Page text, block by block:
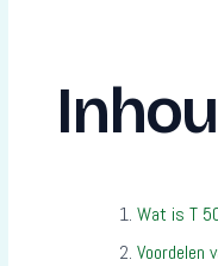
Wat is T
Voordelen